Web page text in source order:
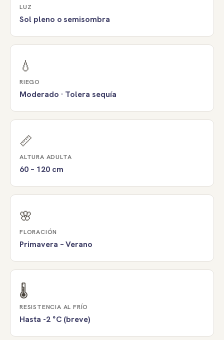
LUZ
Sol pleno o semisombra
💧
RIEGO
Moderado · Tolera sequía
📏
ALTURA ADULTA
60 – 120 cm
🌸
FLORACIÓN
Primavera – Verano
🌡️
RESISTENCIA AL FRÍO
Hasta -2 °C (breve)